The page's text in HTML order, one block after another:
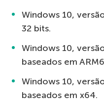
Windows 10,
32 bits.
Windows 10,
baseados em
Windows 10,
baseados em x64.